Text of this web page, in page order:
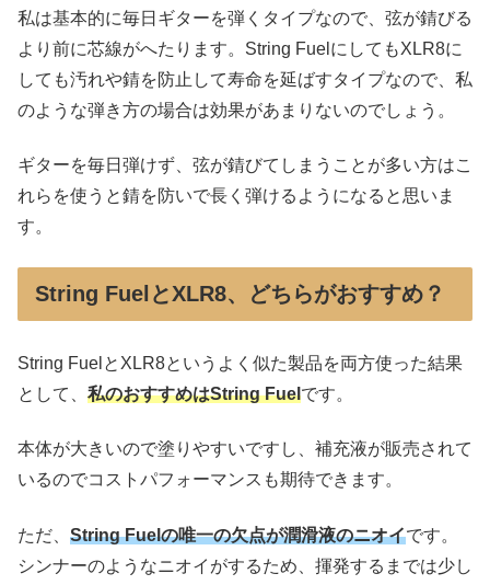
私は基本的に毎日ギターを弾くタイプなので、弦が錆びる
より前に芯線がへたります。String FuelにしてもXLR8に
しても汚れや錆を防止して寿命を延ばすタイプなので、私
のような弾き方の場合は効果があまりないのでしょう。
ギターを毎日弾けず、弦が錆びてしまうことが多い方はこ
れらを使うと錆を防いで長く弾けるようになると思いま
す。
String FuelとXLR8、どちらがおすすめ？
String FuelとXLR8というよく似た製品を両方使った結果
として、 私のおすすめはString Fuelです。
本体が大きいので塗りやすいですし、補充液が販売されて
いるのでコストパフォーマンスも期待できます。
ただ、 String Fuelの唯一の欠点が潤滑液のニオイです。
シンナーのようなニオイがするため、揮発するまでは少し